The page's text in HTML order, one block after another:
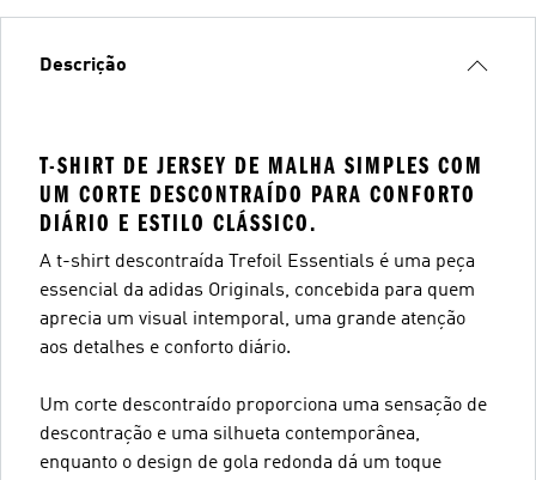
Descrição
T-SHIRT DE JERSEY DE MALHA SIMPLES COM
UM CORTE DESCONTRAÍDO PARA CONFORTO
DIÁRIO E ESTILO CLÁSSICO.
A t-shirt descontraída Trefoil Essentials é uma peça
essencial da adidas Originals, concebida para quem
aprecia um visual intemporal, uma grande atenção
aos detalhes e conforto diário.
Um corte descontraído proporciona uma sensação de
descontração e uma silhueta contemporânea,
enquanto o design de gola redonda dá um toque